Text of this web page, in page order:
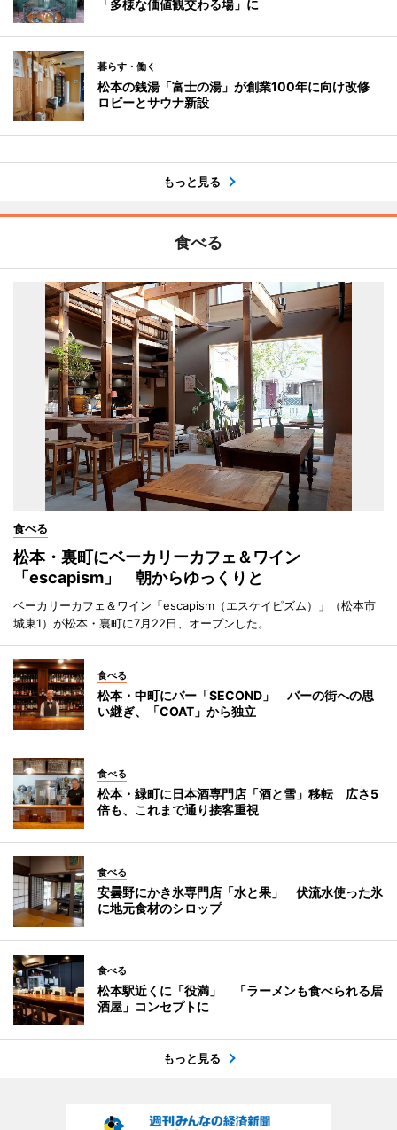
「多様な価値観交わる場」に
暮らす・働く
松本の銭湯「富士の湯」が創業100年に向け改修
ロビーとサウナ新設
もっと見る
食べる
食べる
松本・裏町にベーカリーカフェ＆ワイン
「escapism」 朝からゆっくりと
ベーカリーカフェ＆ワイン「escapism（エスケイピズム）」（松本市
城東1）が松本・裏町に7月22日、オープンした。
食べる
松本・中町にバー「SECOND」 バーの街への思
い継ぎ、「COAT」から独立
食べる
松本・緑町に日本酒専門店「酒と雪」移転 広さ5
倍も、これまで通り接客重視
食べる
安曇野にかき氷専門店「水と果」 伏流水使った氷
に地元食材のシロップ
食べる
松本駅近くに「役満」 「ラーメンも食べられる居
酒屋」コンセプトに
もっと見る